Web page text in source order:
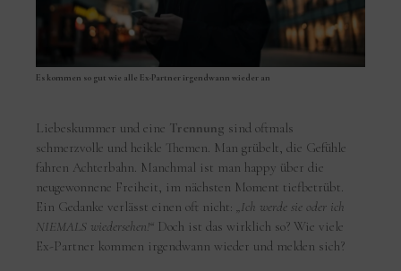
Es kommen so gut wie alle Ex-Partner irgendwann wieder an
Liebeskummer und eine Trennung sind oftmals
schmerzvolle und heikle Themen. Man grübelt, die Gefühle
fahren Achterbahn. Manchmal ist man happy über die
neugewonnene Freiheit, im nächsten Moment tiefbetrübt.
Ein Gedanke verlässt einen oft nicht:„Ich werde sie oder ich
NIEMALS wiedersehen!“ Doch ist das wirklich so? Wie viele
Ex-Partner kommen irgendwann wieder und melden sich?